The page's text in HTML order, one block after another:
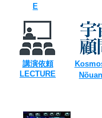
E
講演依頼
​LECTURE